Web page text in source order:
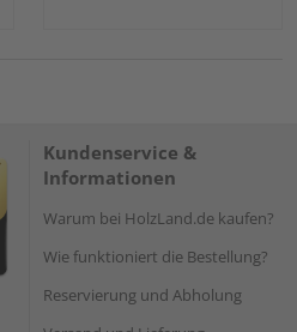
Kundenservice &
Informationen
Warum bei HolzLand.de kaufen?
Wie funktioniert die Bestellung?
Reservierung und Abholung